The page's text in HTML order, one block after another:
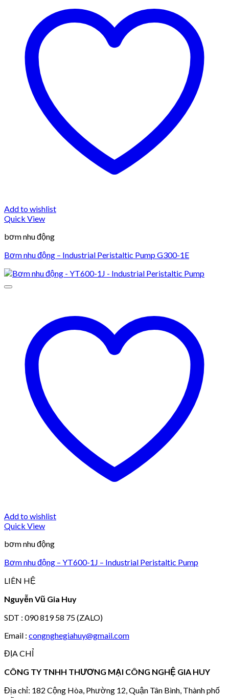
Add to wishlist
Quick View
bơm nhu động
Bơm nhu động – Industrial Peristaltic Pump G300-1E
Add to wishlist
Quick View
bơm nhu động
Bơm nhu động – YT600-1J – Industrial Peristaltic Pump
LIÊN HỆ
Nguyễn Vũ Gia Huy
SDT : 090 819 58 75 (ZALO)
Email : congnghegiahuy@gmail.com
ĐỊA CHỈ
CÔNG TY TNHH THƯƠNG MẠI CÔNG NGHỆ GIA HUY
Địa chỉ: 182 Cộng Hòa, Phường 12, Quận Tân Bình, Thành phố